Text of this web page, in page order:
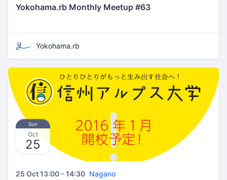
Yokohama.rb Monthly Meetup #63
Yokohama.rb
Sun
Oct
25
25 Oct 13:00 - 14:30 Nagano